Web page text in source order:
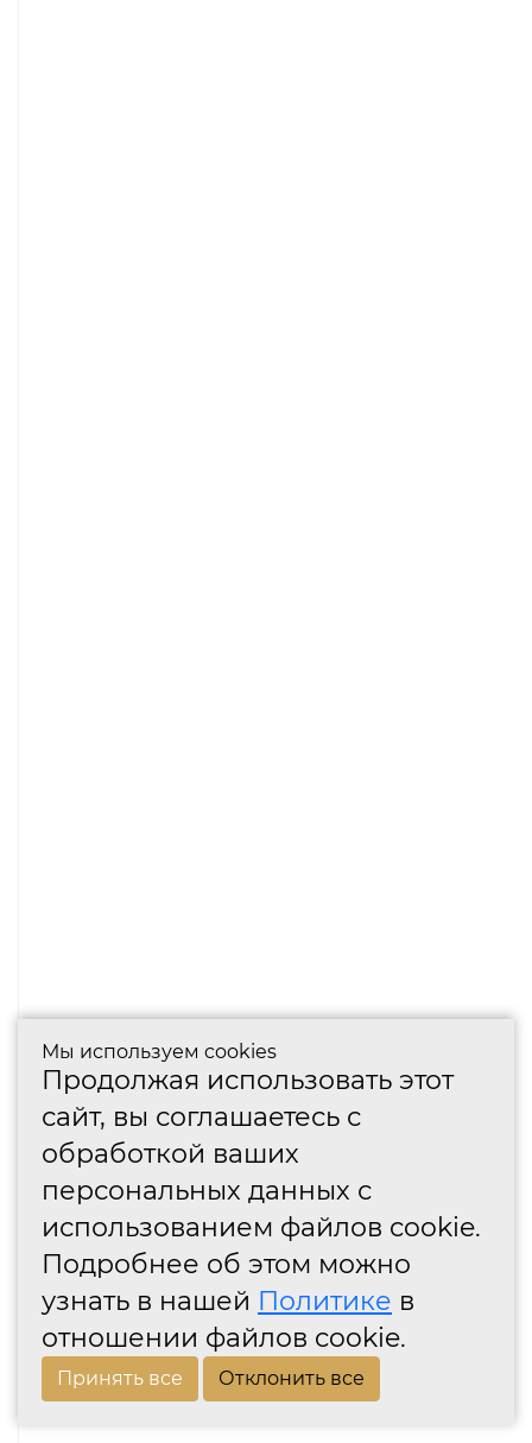
Мы используем cookies
Продолжая использовать этот
сайт, вы соглашаетесь с
обработкой ваших
персональных данных с
использованием файлов cookie.
Подробнее об этом можно
узнать в нашей Политике в
отношении файлов cookie.
Принять все Отклонить все